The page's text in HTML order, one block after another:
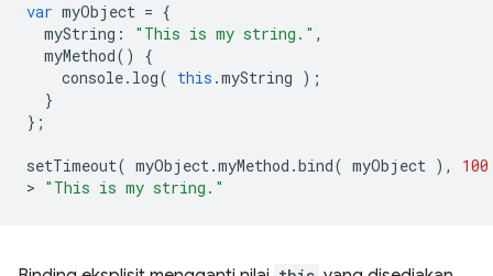
var myObject = {
myString : "This is my string." ,
myMethod()
{
console. log( this .myString );
}
};
setTimeout( myObject.myMethod .bind( myObject ),
100
> "This is my string."